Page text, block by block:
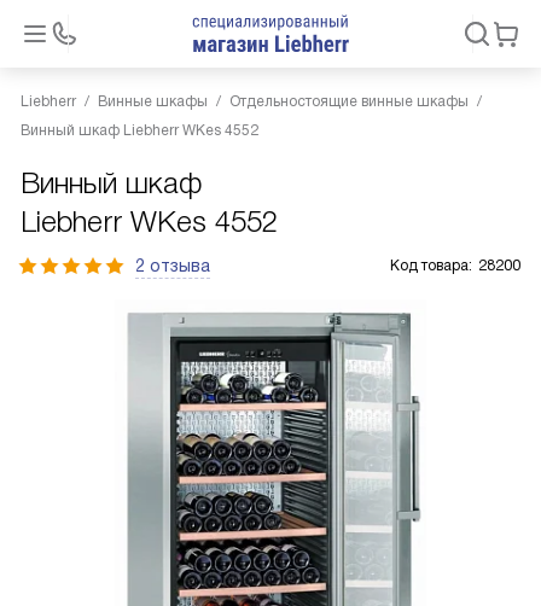
Liebherr Винные шкафы
Отдельностоящие винные шкафы
Винный шкаф Liebherr WKes 4552
Винный шкаф
Liebherr WKes 4552
2 отзыва Код товара: 28200